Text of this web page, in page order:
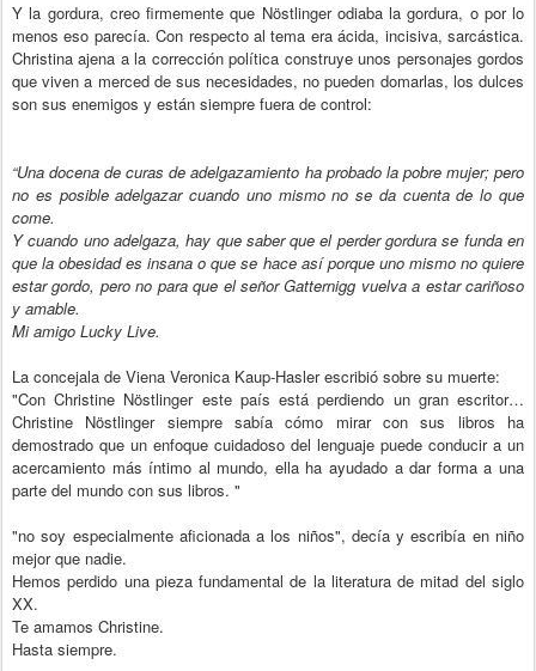
Y la gordura, creo firmemente que Nöstlinger odiaba la gordura, o por lo
menos eso parecía. Con respecto al tema era ácida, incisiva, sarcástica.
Christina ajena a la corrección política construye unos personajes gordos
que viven a merced de sus necesidades, no pueden domarlas, los dulces
son sus enemigos y están siempre fuera de control:
“Una docena de curas de adelgazamiento ha probado la pobre mujer; pero
no es posible adelgazar cuando uno mismo no se da cuenta de lo que
come.
Y cuando uno adelgaza, hay que saber que el perder gordura se funda en
que la obesidad es insana o que se hace así porque uno mismo no quiere
estar gordo, pero no para que el señor Gatternigg vuelva a estar cariñoso
y amable.
Mi amigo Lucky Live.
La concejala de Viena Veronica Kaup-Hasler escribió sobre su muerte:
"Con Christine Nöstlinger este país está perdiendo un gran escritor…
Christine Nöstlinger siempre sabía cómo mirar con sus libros ha
demostrado que un enfoque cuidadoso del lenguaje puede conducir a un
acercamiento más íntimo al mundo, ella ha ayudado a dar forma a una
parte del mundo con sus libros. "
"no soy especialmente aficionada a los niños", decía y escribía en niño
mejor que nadie.
Hemos perdido una pieza fundamental de la literatura de mitad del siglo
XX.
Te amamos Christine.
Hasta siempre.